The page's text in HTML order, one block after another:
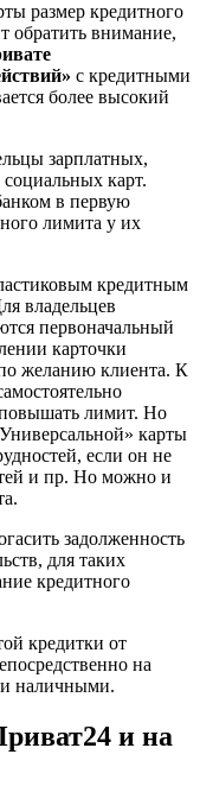
размер кредитного
обратить внимание,
с кредитными
более высокий
зарплатных,
карт.
в первую
лимита у их
кредитным
владельцев
первоначальный
карточки
желанию клиента. К
лимит. Но
карты
если он не
и пр. Но можно и
задолженность
для таких
кредитного
кредитки от
на
наличными.
и на